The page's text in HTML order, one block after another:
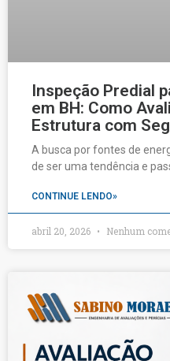
Inspeção Predial
em BH: Como
Estrutura com
A busca por fontes de
de ser uma tendência e
CONTINUE LENDO»
abril 20, 2026 Nenhum